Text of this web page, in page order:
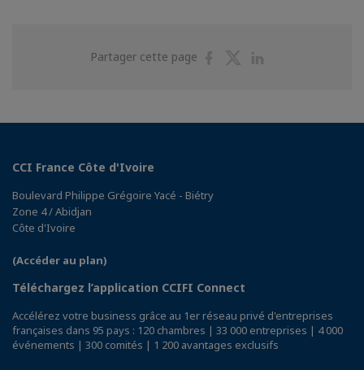
Partager cette page
PartagerPartager
CCI France Côte d'Ivoire
Boulevard Philippe Grégoire Yacé - Biétry
Zone 4 / Abidjan
Côte d'Ivoire
(Accéder au plan)
Téléchargez l’application CCIFI Connect
Accélérez votre business grâce au 1er réseau privé d'entreprises
françaises dans 95 pays : 120 chambres | 33 000 entreprises | 4 000
événements | 300 comités | 1 200 avantages exclusifs